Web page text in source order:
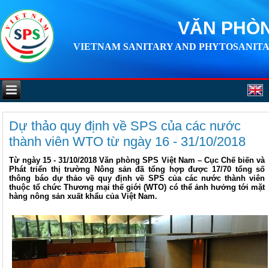
VĂN
VIETNAM SANITARY AND
Dự thảo quy định về SPS của các nước
thành viên WTO từ ngày 16 - 31/10/2018
Từ ngày 15 - 31/10/2018 Văn phòng SPS Việt Nam – Cục Chế biến và
Phát triển thị trường Nông sản đã tổng hợp được 17/70 tổng số
thông báo dự thảo về quy định về SPS của các nước thành viên
thuộc tổ chức Thương mại thế giới (WTO) có thể ảnh hưởng tới mặt
hàng nông sản xuất khẩu của Việt Nam.